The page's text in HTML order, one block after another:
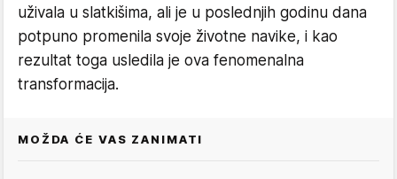
uživala u slatkišima, ali je u poslednjih godinu dana
potpuno promenila svoje životne navike, i kao
rezultat toga usledila je ova fenomenalna
transformacija.
MOŽDA ĆE VAS ZANIMATI